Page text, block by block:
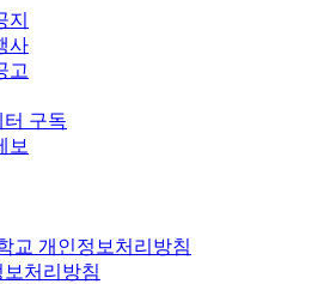
지
사
고
터 구독
보
교 개인정보처리방침
처리방침